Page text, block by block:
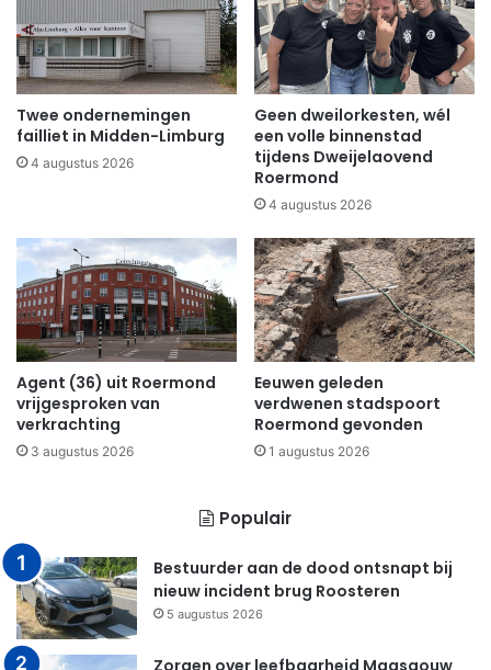
Twee ondernemingen
failliet in Midden-Limburg
4 augustus 2026
Geen dweilorkesten, wél
een volle binnenstad
tijdens Dweijelaovend
Roermond
4 augustus 2026
Agent (36) uit Roermond
vrijgesproken van
verkrachting
3 augustus 2026
Eeuwen geleden
verdwenen stadspoort
Roermond gevonden
1 augustus 2026
Populair
Bestuurder aan de dood ontsnapt bij
nieuw incident brug Roosteren
5 augustus 2026